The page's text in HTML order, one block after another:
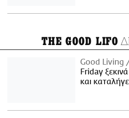
THE GOOD LIFO
Good Living
Friday
και